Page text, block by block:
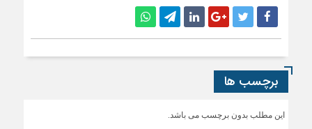
برچسب ها
این مطلب بدون برچسب می باشد.